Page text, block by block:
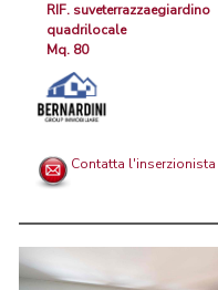
RIF. suveterrazzaegiardino
quadrilocale
Mq. 80
Contatta l'inserzionista